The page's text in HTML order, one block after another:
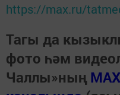
https://max.ru/
Тагы да
фото һәм
Чаллы»ның MAX